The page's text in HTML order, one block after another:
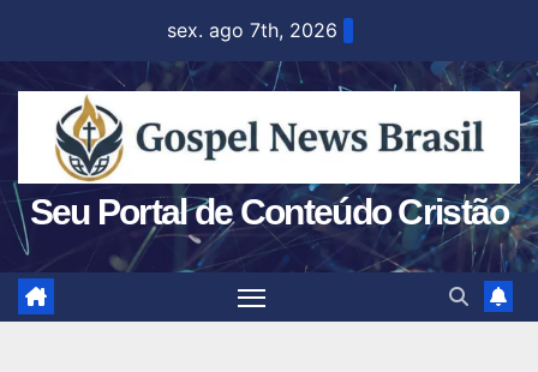
content
sex. ago 7th, 2026
Seu Portal de Conteúdo Cristão